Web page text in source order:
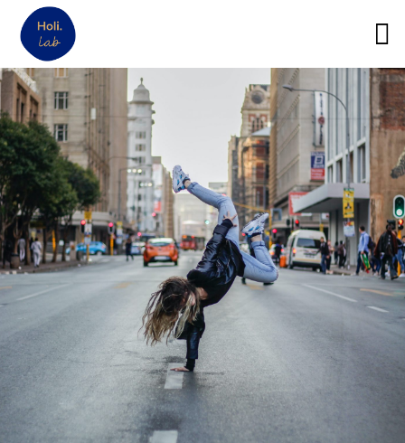
12
DÉCEMBRE
2021
MON ACTIVITÉ DE
THÉRAPEUTE NE
DÉCOLLE PAS : 14
BLOCAGES POSSIBLES
3
FÉVRIER
2021
SUR LE CHEMIN DE JULIA
MONNIER, NATUROPATHE
21
NOVEMBRE
2020
À LA RENCONTRE DE
VIRGINIE PEYROT,
COACH ET
ÉNERGÉTICIENNE